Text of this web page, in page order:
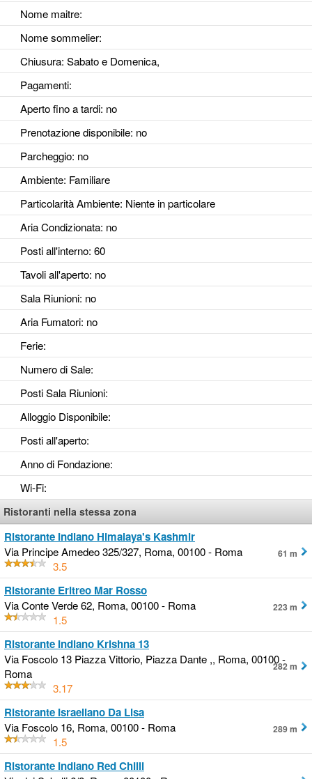
Nome maitre:
Nome sommelier:
Chiusura: Sabato e Domenica,
Pagamenti:
Aperto fino a tardi: no
Prenotazione disponibile: no
Parcheggio: no
Ambiente: Familiare
Particolarità Ambiente: Niente in particolare
Aria Condizionata: no
Posti all'interno: 60
Tavoli all'aperto: no
Sala Riunioni: no
Aria Fumatori: no
Ferie:
Numero di Sale:
Posti Sala Riunioni:
Alloggio Disponibile:
Posti all'aperto:
Anno di Fondazione:
Wi-Fi:
Ristoranti nella stessa zona
Ristorante Indiano Himalaya's Kashmir
Via Principe Amedeo 325/327, Roma, 00100 - Roma
3.5
61 m
Ristorante Eritreo Mar Rosso
Via Conte Verde 62, Roma, 00100 - Roma
1.5
223 m
Ristorante Indiano Krishna 13
Via Foscolo 13 Piazza Vittorio, Piazza Dante ,, Roma, 00100 -
Roma
3.17
282 m
Ristorante Israeliano Da Lisa
Via Foscolo 16, Roma, 00100 - Roma
1.5
289 m
Ristorante Indiano Red Chilli